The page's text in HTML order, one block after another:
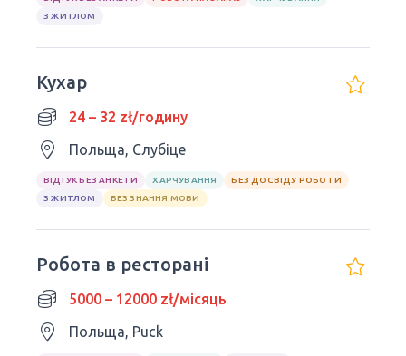
З ЖИТЛОМ
Кухар
24 – 32 zł/годину
Польща, Слубіце
ВІДГУК БЕЗ АНКЕТИ ХАРЧУВАННЯ
БЕЗ ДОСВІДУ РОБОТИ
З ЖИТЛОМ
БЕЗ ЗНАННЯ МОВИ
Робота в ресторані
5000 – 12000 zł/місяць
Польща, Puck